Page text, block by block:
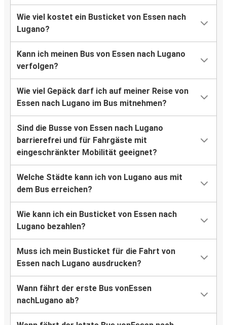
Wie viel kostet ein Busticket von Essen nach
Lugano?
Kann ich meinen Bus von Essen nach Lugano
verfolgen?
Wie viel Gepäck darf ich auf meiner Reise von
Essen nach Lugano im Bus mitnehmen?
Sind die Busse von Essen nach Lugano
barrierefrei und für Fahrgäste mit
eingeschränkter Mobilität geeignet?
Welche Städte kann ich von Lugano aus mit
dem Bus erreichen?
Wie kann ich ein Busticket von Essen nach
Lugano bezahlen?
Muss ich mein Busticket für die Fahrt von
Essen nach Lugano ausdrucken?
Wann fährt der erste Bus vonEssen
nachLugano ab?